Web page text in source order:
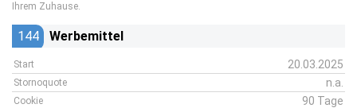
Ihrem Zuhause.
144 Werbemittel
Start 20.03.2025
Stornoquote n.a.
Cookie 90 Tage